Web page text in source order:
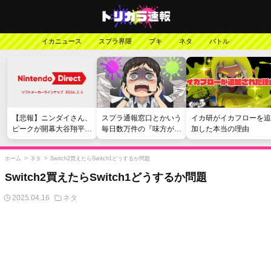
イカニュース スプラ界隈 ブキ ネタ バトル
【悲報】ニンダイさん、
ピークが開幕大谷翔平の
がっかりダイレクトだっ
たと言われてしまう
スプラ通報窓口とかいう
毎日数万件の『味方が弱
い』愚痴を読まされる苦
行
イカ研がイカフローを追
加した本当の理由
ホーム > ネタ > Switch2買えたらSwitch1どうするか問題
Switch2買えたらSwitch1どうするか問題
2025.04.16 ネタ